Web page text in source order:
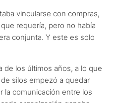
vincularse con compras,
requería, pero no había
conjunta. Y este es solo
de los últimos años, a lo que
silos empezó a quedar
la comunicación entre los